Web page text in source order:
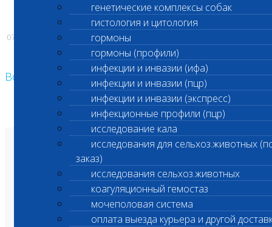
генетические комплексы собак
гистология и цитология
гормоны
гормоны (профили)
инфекции и инвазии (ифа)
инфекции и инвазии (пцр)
инфекции и инвазии (экспресс)
инфекционные профили (пцр)
исследование кала
исследования для сельхоз.животных
заказ)
исследования сельхоз.животных
коагуляционный гемостаз
мочеполовая система
оплата выезда курьера и другой
Администрация ООО «Шанс Био»
07.01.2025
Возврат к списку
О лаборатории
Анализы и цены
Ветеринарные центры
Владельцам
Врачам и клиникам
Бланки лаборатории
Банк донорской крови
Адреса лабораторий